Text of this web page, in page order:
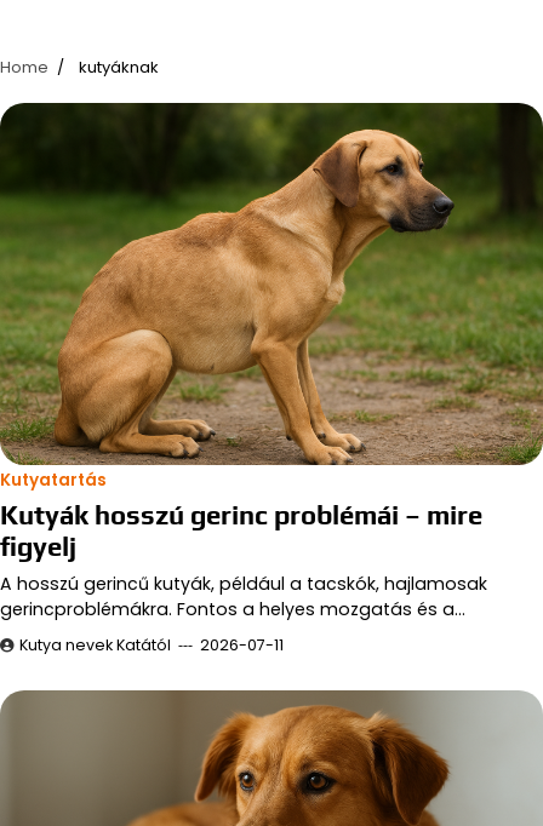
Home kutyáknak
Kutyatartás
Kutyák hosszú gerinc problémái – mire
figyelj
A hosszú gerincű kutyák, például a tacskók, hajlamosak
gerincproblémákra. Fontos a helyes mozgatás és a…
Kutya nevek Katától 2026-07-11